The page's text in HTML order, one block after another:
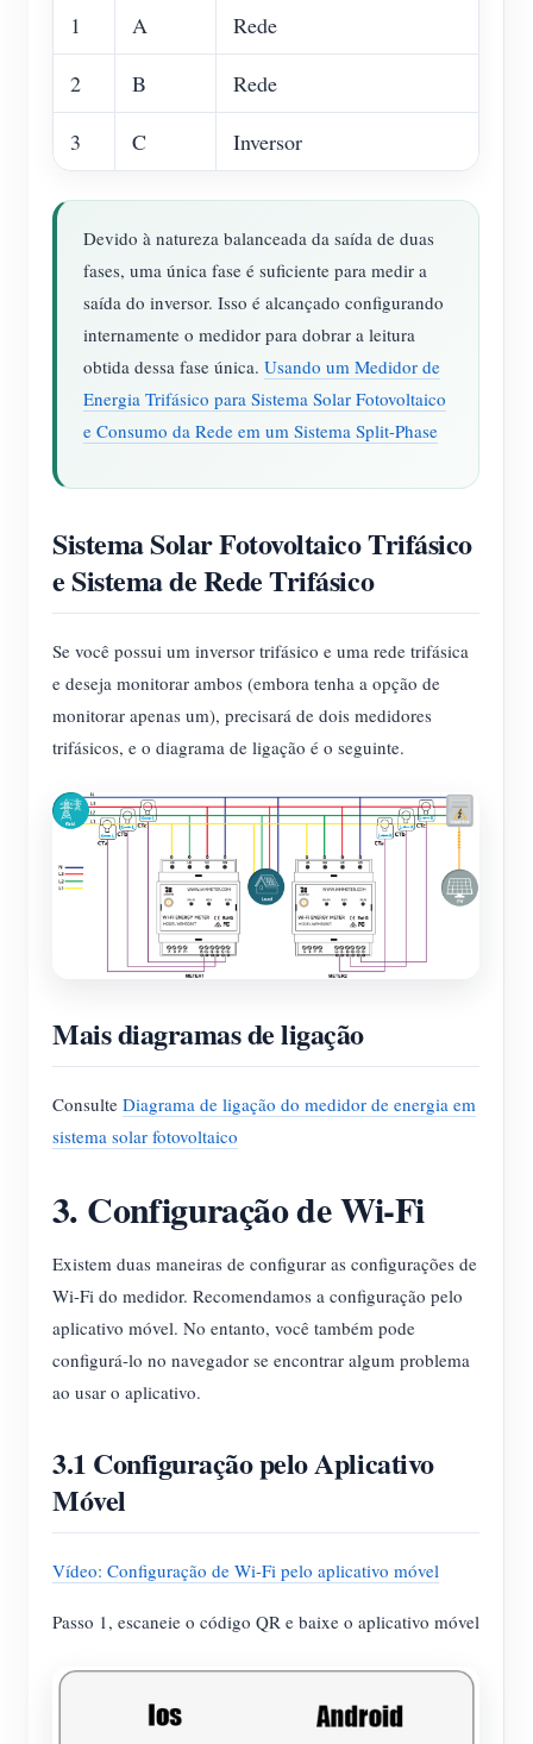
1 A Rede
2 B Rede
3 C Inversor
Devido à natureza balanceada da saída de duas
fases, uma única fase é suficiente para medir a
saída do inversor. Isso é alcançado configurando
internamente o medidor para dobrar a leitura
obtida dessa fase única. Usando um Medidor de
Energia Trifásico para Sistema Solar Fotovoltaico
e Consumo da Rede em um Sistema Split-Phase
Sistema Solar Fotovoltaico Trifásico
e Sistema de Rede Trifásico
Se você possui um inversor trifásico e uma rede trifásica
e deseja monitorar ambos (embora tenha a opção de
monitorar apenas um), precisará de dois medidores
trifásicos, e o diagrama de ligação é o seguinte.
Mais diagramas de ligação
Consulte Diagrama de ligação do medidor de energia em
sistema solar fotovoltaico
3. Configuração de Wi-Fi
Existem duas maneiras de configurar as configurações de
Wi-Fi do medidor. Recomendamos a configuração pelo
aplicativo móvel. No entanto, você também pode
configurá-lo no navegador se encontrar algum problema
ao usar o aplicativo.
3.1 Configuração pelo Aplicativo
Móvel
Vídeo: Configuração de Wi-Fi pelo aplicativo móvel
Passo 1, escaneie o código QR e baixe o aplicativo móvel